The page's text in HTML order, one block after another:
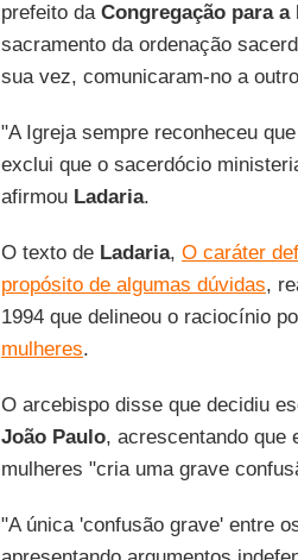
prefeito da Congregação para a
sacramento da ordenação
sua vez, comunicaram-no a
"A Igreja sempre reconheceu
exclui que o sacerdócio
afirmou Ladaria.
O texto de Ladaria, O caráter
propósito de algumas dúvidas,
1994 que delineou o raciocínio
mulheres.
O arcebispo disse que decidiu
João Paulo, acrescentando que
mulheres "cria uma grave
"A única 'confusão grave' entre